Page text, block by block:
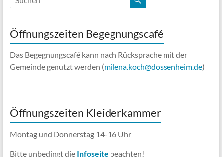
Öffnungszeiten Begegnungscafé
Das Begegnungscafé kann nach Rücksprache mit der
Gemeinde genutzt werden (milena.koch@dossenheim.de)
Öffnungszeiten Kleiderkammer
Montag und Donnerstag 14-16 Uhr
Bitte unbedingt die Infoseite beachten!